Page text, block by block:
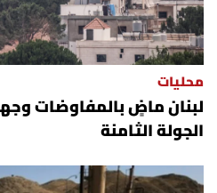
محليات
لبنان ماضٍ بالمفاوضات
الجولة الثامنة